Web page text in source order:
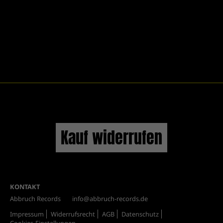
Kauf widerrufen
KONTAKT
Abbruch Records
info@abbruch-records.de
Impressum
Widerrufsrecht AGB
Datenschutz